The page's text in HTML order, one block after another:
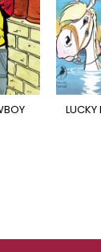
LUCKY LUKE 7. REMONTANDO EL